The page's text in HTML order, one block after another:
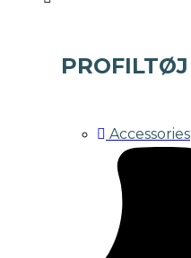
PROFILTØJ
Accessories